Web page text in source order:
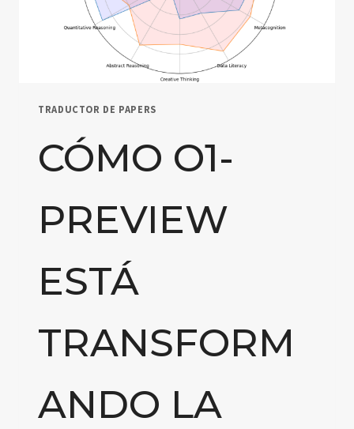
TRADUCTOR DE PAPERS
CÓMO O1-
PREVIEW
ESTÁ
TRANSFORM
ANDO LA